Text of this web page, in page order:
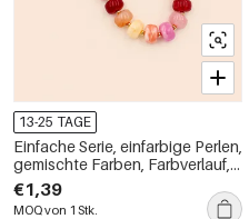
13-25 TAGE
Einfache Serie, einfarbige Perlen,
gemischte Farben, Farbverlauf,
Acryl-Handy- und Taschenkette
€1,39
MOQ von 1 Stk.